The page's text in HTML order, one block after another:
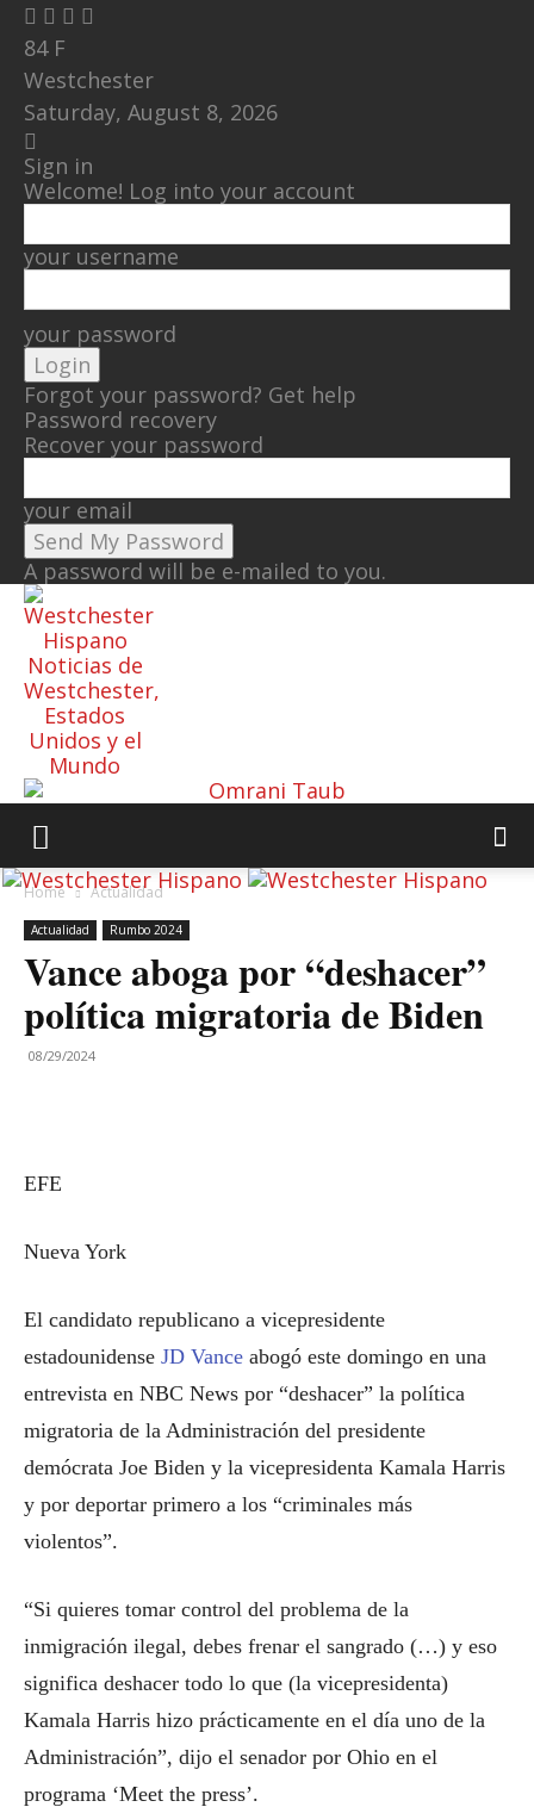
84 F
Westchester
Saturday, August 8, 2026
Sign in
Welcome! Log into your account
your username
your password
Forgot your password? Get help
Password recovery
Recover your password
your email
A password will be e-mailed to you.
Noticias de
Westchester,
Estados
Unidos y el
Mundo
Home Actualidad
Actualidad Rumbo 2024
Vance aboga por “deshacer”
política migratoria de Biden
08/29/2024
EFE
Nueva York
El candidato republicano a vicepresidente
estadounidense JD Vance abogó este domingo en una
entrevista en NBC News por “deshacer” la política
migratoria de la Administración del presidente
demócrata Joe Biden y la vicepresidenta Kamala Harris
y por deportar primero a los “criminales más
violentos”.
“Si quieres tomar control del problema de la
inmigración ilegal, debes frenar el sangrado (…) y eso
significa deshacer todo lo que (la vicepresidenta)
Kamala Harris hizo prácticamente en el día uno de la
Administración”, dijo el senador por Ohio en el
programa ‘Meet the press’.